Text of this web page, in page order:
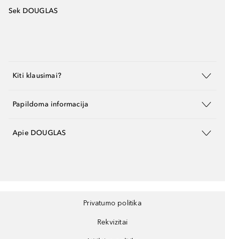
Sek DOUGLAS
Kiti klausimai?
Papildoma informacija
Apie DOUGLAS
Privatumo politika
Rekvizitai